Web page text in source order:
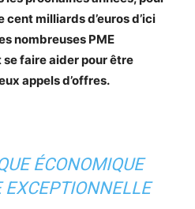
milliards d’euros d’ici
nombreuses PME
faire aider pour être
appels d’offres.
ÉCONOMIQUE
EXCEPTIONNELLE